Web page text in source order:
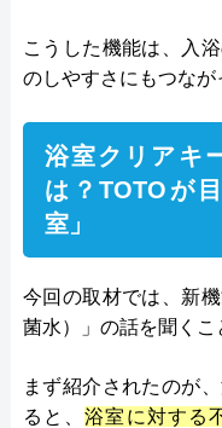
こうした機能は、入
のしやすさにもつなが
浴室クリアキ
は？TOTOが
室」
今回の取材では、新
菌水）」の話を聞くこ
まず紹介されたのが
ると、浴室に対する